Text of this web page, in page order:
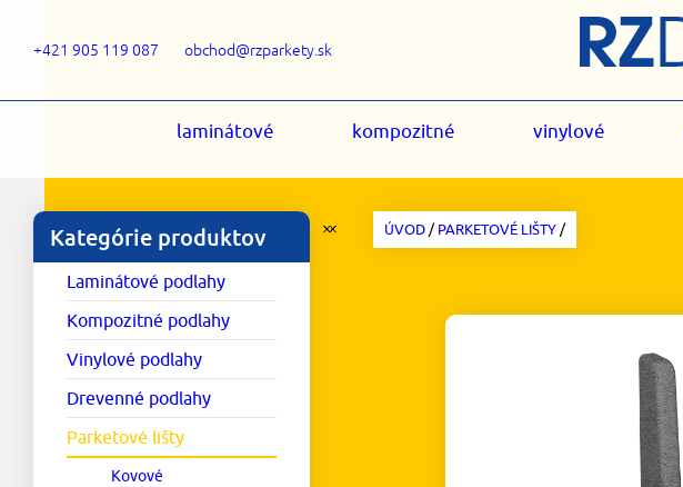
+421 905 119 087 obchod@rzparkety.sk
laminátové kompozitné vinylové
Kategórie produktov
Laminátové podlahy
Kompozitné podlahy
Vinylové podlahy
Drevenné podlahy
Parketové lišty
Kovové
ÚVOD/PARKETOVÉ LIŠTY/